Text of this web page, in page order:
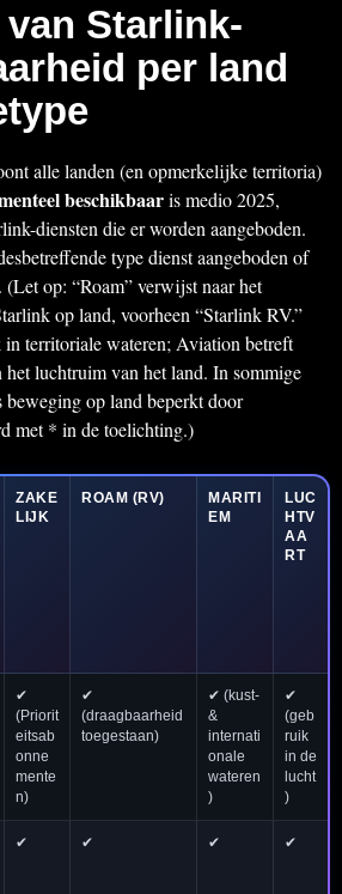
Starlink-
per land
alle landen (en opmerkelijke territoria)
beschikbaaris medio 2025,
diensten die er worden aangeboden.
type dienst aangeboden of
(Let op: “Roam” verwijst naar het
op land, voorheen “Starlink RV.”
territoriale wateren; Aviation betreft
luchtruim van het land. In sommige
op land beperkt door
met * in de toelichting.)
ZAKE
LIJK
ROAM (RV)
MARITI
EM
LUC
HTV
AA
RT
✔
(Priorit
eitsab
onne
mente
n)
✔
(draagbaarheid
toegestaan)
✔ (kust-
&
internati
onale
wateren
)
✔
(geb
ruik
in de
lucht
)
✔ ✔ ✔ ✔